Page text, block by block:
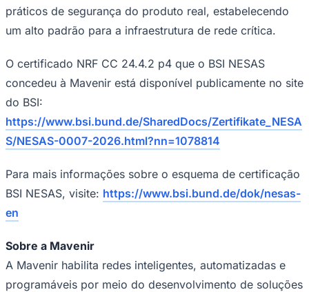
Palmeiras
práticos de segurança do produto real, estabelecendo
um alto padrão para a infraestrutura de rede crítica.
O certificado NRF CC 24.4.2 p4 que o BSI NESAS
concedeu à Mavenir está disponível publicamente no site
do BSI:
https://www.bsi.bund.de/SharedDocs/Zertifikate_NESA
S/NESAS-0007-2026.html?nn=1078814
Para mais informações sobre o esquema de certificação
BSI NESAS, visite: https://www.bsi.bund.de/dok/nesas-
en
Sobre a Mavenir
A Mavenir habilita redes inteligentes, automatizadas e
programáveis por meio do desenvolvimento de soluções